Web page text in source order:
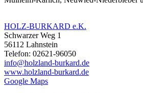
HOLZ-BURKARD e.K.
Schwarzer Weg 1
56112 Lahnstein
Telefon: 02621-96050
info@holzland-burkard.de
www.holzland-burkard.de
Google Maps